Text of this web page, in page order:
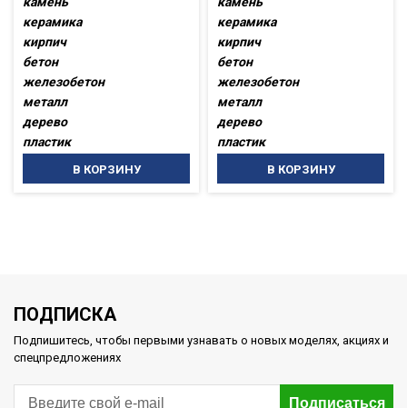
керамика
кирпич
бетон
железобетон
металл
дерево
пластик
В КОРЗИНУ
керамика
кирпич
бетон
железобетон
металл
дерево
пластик
В КОРЗИНУ
ПОДПИСКА
Подпишитесь, чтобы первыми узнавать о новых моделях, акциях и
спецпредложениях
Подписаться